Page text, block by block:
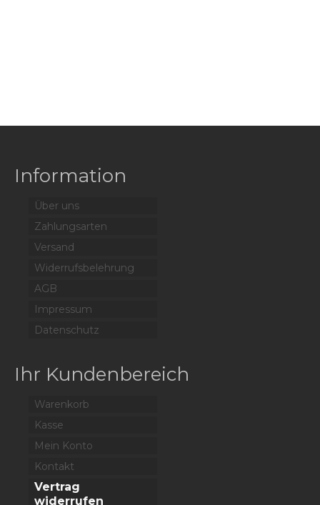
Kopfbedeckungen
Lederhüte
Textilhüte
Information
Über uns
Zahlungsarten
Versand
Widerrufsbelehrung
AGB
Impressum
Datenschutz
Ihr Kundenbereich
Warenkorb
Kasse
Mein Konto
Kontakt
Vertrag
widerrufen